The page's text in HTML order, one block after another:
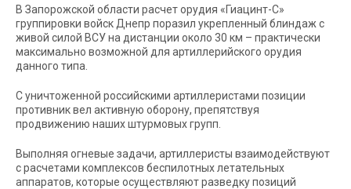
В Запорожской области расчет орудия «Гиацинт-С»
группировки войск Днепр поразил укрепленный блиндаж с
живой силой ВСУ на дистанции около 30 км – практически
максимально возможной для артиллерийского орудия
данного типа.
С уничтоженной российскими артиллеристами позиции
противник вел активную оборону, препятствуя
продвижению наших штурмовых групп.
Выполняя огневые задачи, артиллеристы взаимодействуют
с расчетами комплексов беспилотных летательных
аппаратов, которые осуществляют разведку позиций